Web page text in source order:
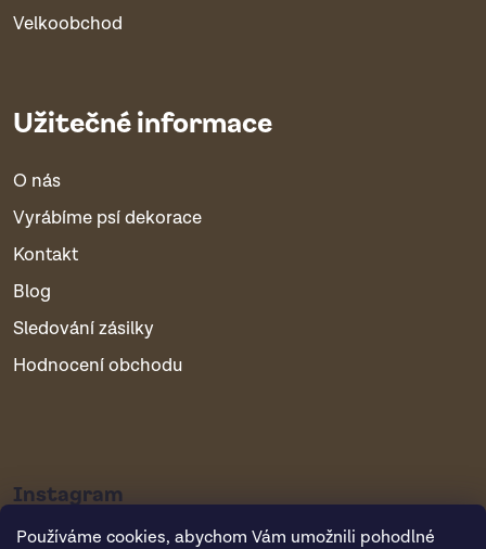
Používáme cookies, abychom Vám umožnili pohodlné
Velkoobchod
Užitečné informace
O nás
Vyrábíme psí dekorace
Kontakt
Blog
Sledování zásilky
Hodnocení obchodu
Instagram